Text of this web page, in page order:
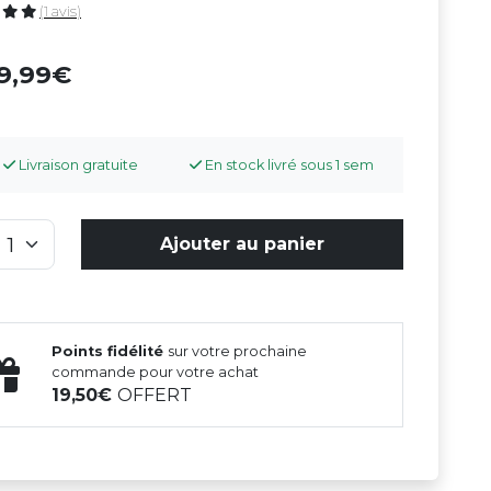
(1 avis)
Livraison gratuite En stock livré sous 1 sem
Ajouter au panier
Points fidélité sur votre prochaine
commande pour votre achat
19,50OFFERT